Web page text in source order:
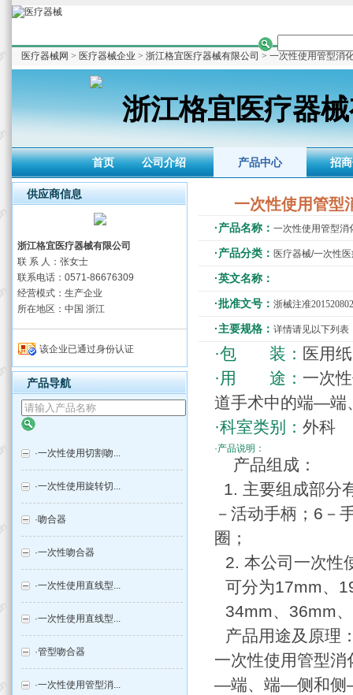
医疗器械网 > 医疗器械企业 > 浙江格宜医疗器械有限公司 > 一次性使用管型消
浙江格宜医疗器
首页 公司介绍 产品中心 招
一次性使用管型
·产品名称： 一次性使用管型消
·产品分类： 医疗器械/一次性
·英文名称：
·批准文号： 浙械注准
·主要规格： 详情请见以下列表
·包 装： 医用
·用 途： 一次
道手术中的端—
·科室类别： 外科
·产品说明：
产品组成：
1. 主要组成部分
－活动手柄；6－
圈；
2. 本公司一次性
可分为17mm、
34mm、36mm
产品用途及原理
一次性使用管型
—端、端—侧和侧—
供应商信息
浙江格宜医疗器械有限公司
联 系 人：张女士
联系电话：0571-86676309
经营模式：生产企业
所在地区：中国 浙江
该企业已通过身份认证
产品导航
·一次性使用切割吻...
·一次性使用旋转切...
·吻合器
·一次性吻合器
·一次性使用直线型...
·一次性使用直线型...
·管型吻合器
·一次性使用管型消...